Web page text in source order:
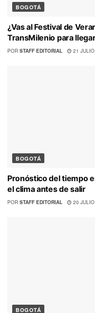
BOGOTÁ
¿Vas al Festival de
TransMilenio para
POR STAFF EDITORIAL 21
BOGOTÁ
Pronóstico del tiempo
el clima antes de salir
POR STAFF EDITORIAL 20
BOGOTÁ